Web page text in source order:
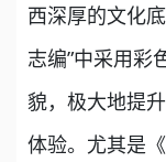
西深厚的文化
志编”中采用彩
貌，极大地提
体验。尤其是